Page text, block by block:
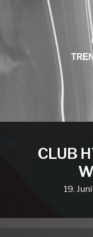
CLUB
19.